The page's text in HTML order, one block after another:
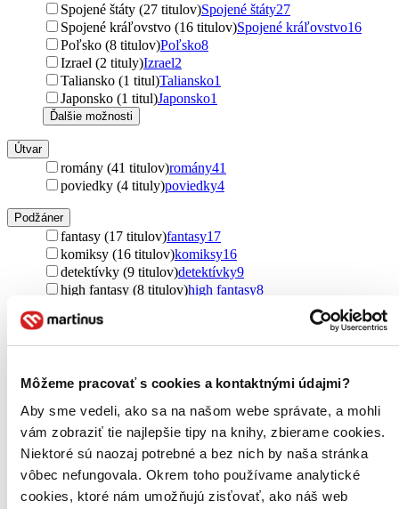
Môžeme pracovať s cookies a kontaktnými údajmi?
Aby sme vedeli, ako sa na našom webe správate, a mohli
vám zobraziť tie najlepšie tipy na knihy, zbierame cookies.
Niektoré sú naozaj potrebné a bez nich by naša stránka
vôbec nefungovala. Okrem toho používame analytické
cookies, ktoré nám umožňujú zisťovať, ako náš web
Spojené štáty (27 titulov)Spojené štáty27
Spojené kráľovstvo (16 titulov)Spojené kráľovstvo16
Poľsko (8 titulov)Poľsko8
Izrael (2 tituly)Izrael2
Taliansko (1 titul)Taliansko1
Japonsko (1 titul)Japonsko1
Ďalšie možnosti
Útvar
romány (41 titulov)romány41
poviedky (4 tituly)poviedky4
Podžáner
fantasy (17 titulov)fantasy17
komiksy (16 titulov)komiksy16
detektívky (9 titulov)detektívky9
high fantasy (8 titulov)high fantasy8
mágia a meč (5 titulov)
thrillery (3 tituly)thrillery3
manga (1 titul)manga1
Rok vydania
2026 (0 titulov)2026
2025 (0 titulov)
2024 (0 titulov) 2024
2023 (0 titulov)2023